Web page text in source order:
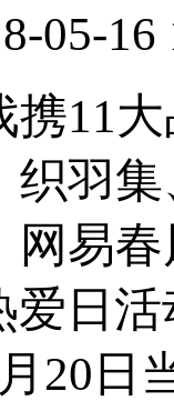
05-16
携11
织羽
易春
爱日
20日